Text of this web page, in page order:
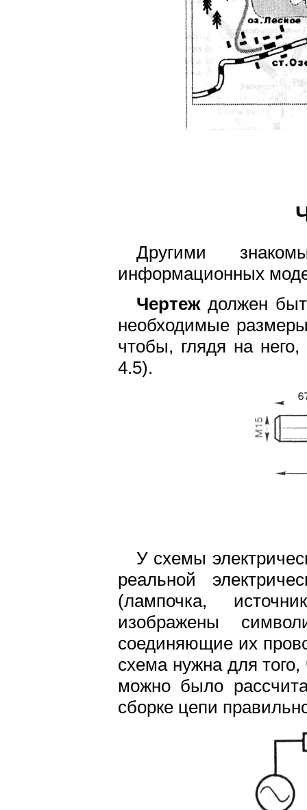
Другими
информационных
Чертеждолжен
необходимые
чтобы, глядя на
4.5).
У схемы
реальной
(лампочка,
изображены
соединяющие их
схема нужна для
можно было
сборке цепи